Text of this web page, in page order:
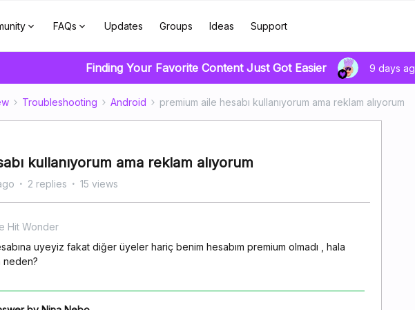
FAQs Updates Groups Ideas Support
Finding Your Favorite Content Just Got Easier 9 days
Troubleshooting Android premium aile hesabı kullanıyorum ama reklam alıyorum
kullanıyorum ama reklam alıyorum
2 replies 15 views
Hit Wonder
uyeyiz fakat diğer üyeler hariç benim hesabım premium olmadı , hala
neden?